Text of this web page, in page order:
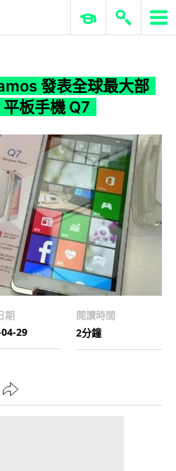
ERP 與商業 AI
發表全球最大部
板手機 Q7
期
29
閱讀時間
2分鐘